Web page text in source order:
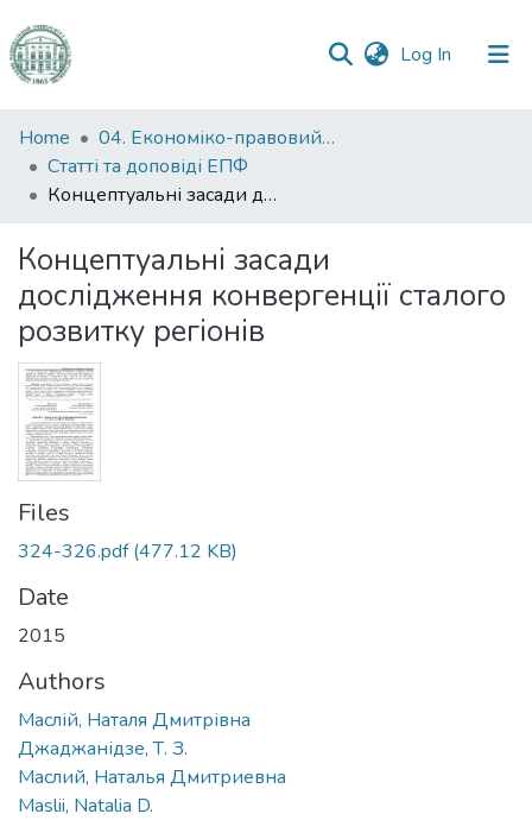
Log In (current)
Communities
&
Collections
Statistics
Home
04. Економіко-правовий факультет
Статті та доповіді ЕПФ
Концептуальні засади дослідження конвергенції сталого розвитку регіонів
Концептуальні засади
дослідження конвергенції сталого
розвитку регіонів
Files
324-326.pdf(477.12 KB)
Date
2015
Authors
Маслій, Наталя Дмитрівна
Джаджанідзе, Т. З.
Маслий, Наталья Дмитриевна
Maslii, Natalia D.